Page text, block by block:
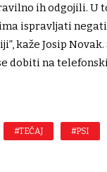
ih odgojili. U
ispravljati
kaže Josip Novak.
dobiti na telefonski
#TEČAJ #PSI